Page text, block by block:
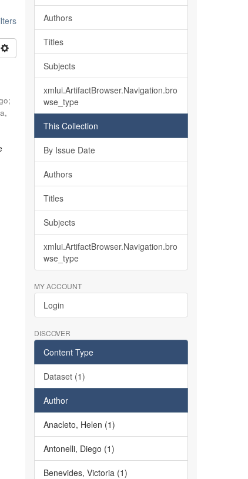
;
Authors
Titles
Subjects
xmlui.ArtifactBrowser.Navigation.bro
wse_type
This Collection
By Issue Date
Authors
Titles
Subjects
xmlui.ArtifactBrowser.Navigation.bro
wse_type
MY ACCOUNT
Login
DISCOVER
Content Type
Dataset (1)
Author
Anacleto, Helen (1)
Antonelli, Diego (1)
Benevides, Victoria (1)